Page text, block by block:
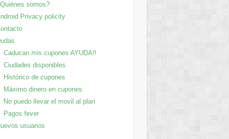
somos?
Privacy policity
Caducan mis cupones AYUDA!!
Ciudades disponibles
Histórico de cupones
Máximo dinero en cupones
No puedo llevar el movil al plan
Pagos fever
usuarios